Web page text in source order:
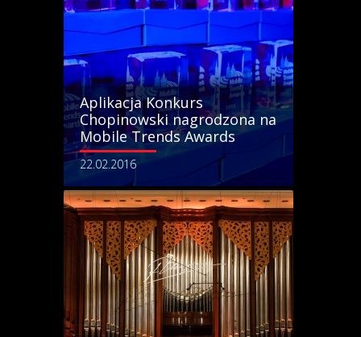
Aplikacja Konkurs
Chopinowski nagrodzona na
Mobile Trends Awards
22.02.2016